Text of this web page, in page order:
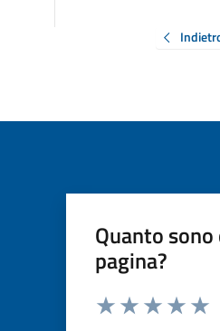
Quanto
pagina?
Valuta da 1 a 5 stelle la